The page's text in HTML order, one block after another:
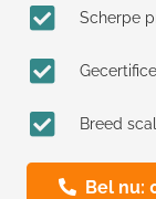
Scherpe
Breed
Bel nu: